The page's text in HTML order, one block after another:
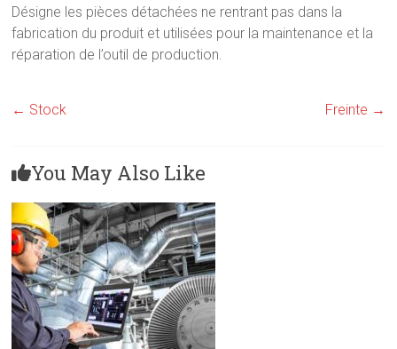
Désigne les pièces détachées ne rentrant pas dans la
fabrication du produit et utilisées pour la maintenance et la
réparation de l’outil de production.
← Stock Freinte →
You May Also Like